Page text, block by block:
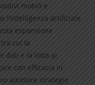
mobili e
l’intelligenza artificiale
espansione
cui la
dati e la lotta ai
con efficacia in
adottare strategie